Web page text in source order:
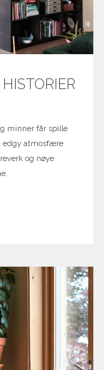
minner får spille
edgy atmosfære
og nøye